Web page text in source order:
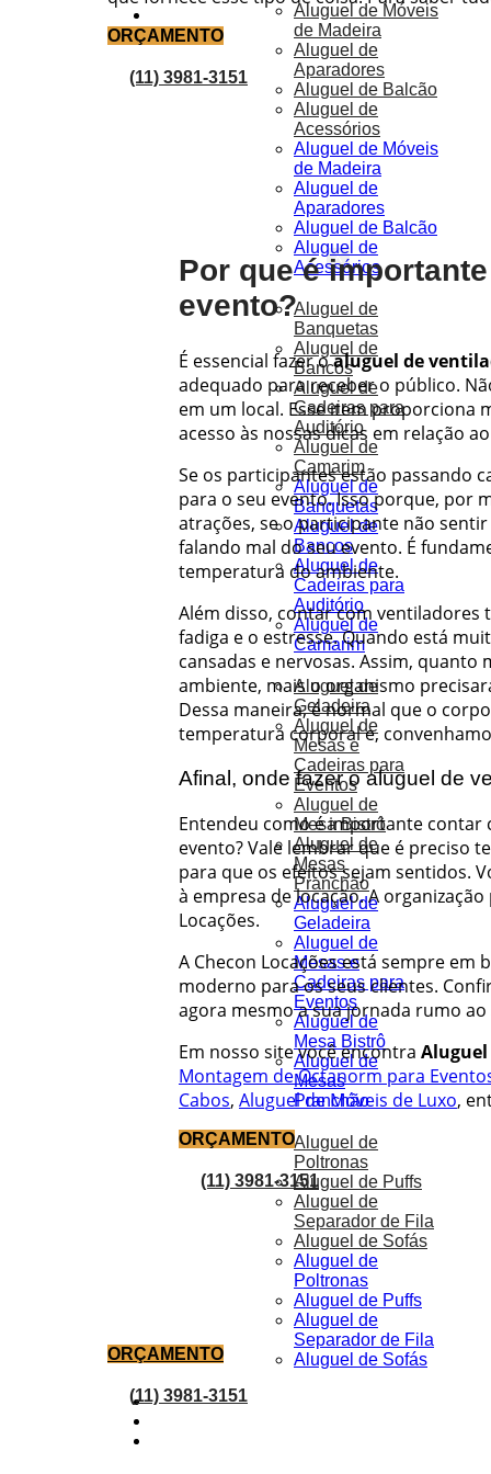
X
Aluguel de Móveis
de Madeira
Aluguel de
Aparadores
Aluguel de Balcão
Aluguel de
Acessórios
Aluguel de Móveis
de Madeira
Aluguel de
Aparadores
Aluguel de Balcão
Aluguel de
Acessórios
Aluguel de
Banquetas
Aluguel de
Bancos
Aluguel de
Cadeiras para
Auditório
Aluguel de
Camarim
Aluguel de
Banquetas
Aluguel de
Bancos
Aluguel de
Cadeiras para
Auditório
Aluguel de
Camarim
Aluguel de
Geladeira
Aluguel de
Mesas e
Cadeiras para
Eventos
Aluguel de
Mesa Bistrô
Aluguel de
Mesas
Pranchão
Aluguel de
Geladeira
Aluguel de
Mesas e
Cadeiras para
Eventos
Aluguel de
Mesa Bistrô
Aluguel de
Mesas
Pranchão
Aluguel de
Poltronas
Aluguel de Puffs
Aluguel de
Separador de Fila
Aluguel de Sofás
Aluguel de
Poltronas
Aluguel de Puffs
Aluguel de
Separador de Fila
Aluguel de Sofás
Portfólio
ORÇAMENTO
(11) 3981-3151
Por que é
evento?
É essencial fazer oaluguel de
adequado para receber o público.
em um local. Esse item proporciona
acesso às nossas dicas em relação ao
Se os participantes estão passando
para o seu evento. Isso porque, por
atrações, se o participante não
falando mal do seu evento. É
temperatura do ambiente.
Além disso, contar com
fadiga e o estresse. Quando está
cansadas e nervosas. Assim,
ambiente, mais o organismo
Dessa maneira, é normal que o
temperatura corporal e,
Afinal, onde fazer o aluguel de
Entendeu como é importante contar
evento? Vale lembrar que é preciso
para que os efeitos sejam sentidos.
à empresa de locação. A
Locações.
A Checon Locações está sempre em
moderno para os seus clientes.
agora mesmo a sua jornada rumo
Em nosso site você encontra
Montagem de Octanorm para
Cabos, Aluguel de Móveis de Luxo,
ORÇAMENTO
(11) 3981-3151
ORÇAMENTO
(11) 3981-3151